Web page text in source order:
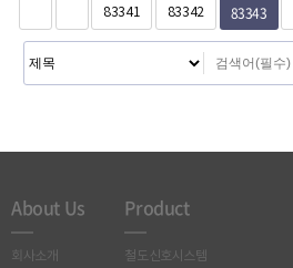
83341 83342 83343
About Us
회사소개
Product
철도신호시스템